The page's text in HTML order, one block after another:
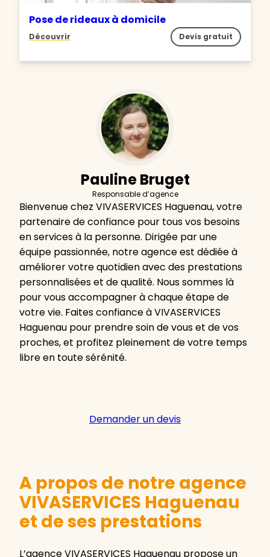
Pose de rideaux à domicile
Découvrir Devis gratuit
Pauline Bruget
Responsable d’agence
Bienvenue chez VIVASERVICES Haguenau, votre
partenaire de confiance pour tous vos besoins
en services à la personne. Dirigée par une
équipe passionnée, notre agence est dédiée à
améliorer votre quotidien avec des prestations
personnalisées et de qualité. Nous sommes là
pour vous accompagner à chaque étape de
votre vie. Faites confiance à VIVASERVICES
Haguenau pour prendre soin de vous et de vos
proches, et profitez pleinement de votre temps
libre en toute sérénité.
Demander un devis
A propos de notre agence
VIVASERVICES Haguenau
et de ses prestations
L’agence VIVASERVICES Haguenau propose un